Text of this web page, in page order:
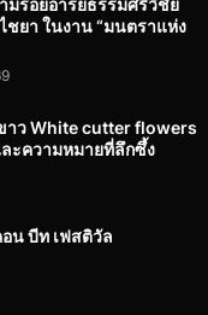
ยา ในงาน “มนตราแห่ง
าว White cutter flowers
ะความหมายที่ลึกซึ้ง
น บีท เฟสติวัล